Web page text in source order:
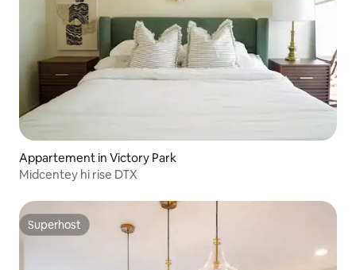
Appartement in Victory Park
Midcentey hi rise DTX
Superhost
Superhost